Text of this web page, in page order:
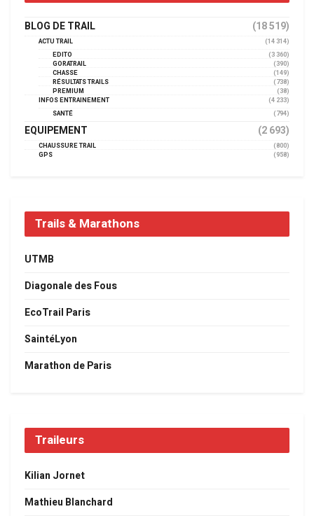
BLOG DE TRAIL (18 519)
ACTU TRAIL
(14 314)
EDITO
(3 360)
GORATRAIL
(390)
CHASSE
(149)
RÉSULTATS TRAILS
(738)
PREMIUM
(38)
INFOS ENTRAINEMENT
(4 233)
SANTÉ
(794)
EQUIPEMENT (2 693)
CHAUSSURE TRAIL
(800)
GPS
(958)
Trails & Marathons
UTMB
Diagonale des Fous
EcoTrail Paris
SaintéLyon
Marathon de Paris
Traileurs
Kilian Jornet
Mathieu Blanchard